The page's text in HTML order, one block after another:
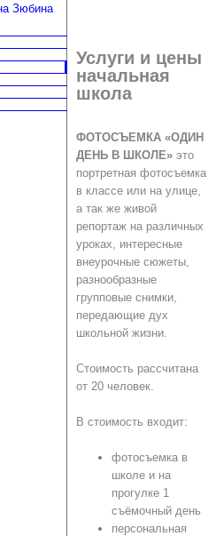
Услуги и цены
начальная
школа
ФОТОСЪЕМКА «ОДИН
ДЕНЬ В ШКОЛЕ» это
портретная фотосъемка
в классе или на улице,
а так же живой
репортаж на различных
уроках, интересные
внеурочные сюжеты,
разнообразные
групповые снимки,
передающие дух
школьной жизни.
Стоимость рассчитана
от 20 человек.
В стоимость входит:
фотосъемка в
школе и на
прогулке 1
съёмочный день
персональная